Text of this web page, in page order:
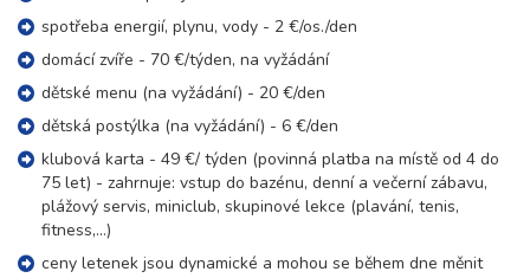
spotřeba energií, plynu, vody - 2 €/os./den
domácí zvíře - 70 €/týden, na vyžádání
dětské menu (na vyžádání) - 20 €/den
dětská postýlka (na vyžádání) - 6 €/den
klubová karta - 49 €/ týden (povinná platba na místě od 4 do
75 let) - zahrnuje: vstup do bazénu, denní a večerní zábavu,
plážový servis, miniclub, skupinové lekce (plavání, tenis,
fitness,...)
ceny letenek jsou dynamické a mohou se během dne měnit